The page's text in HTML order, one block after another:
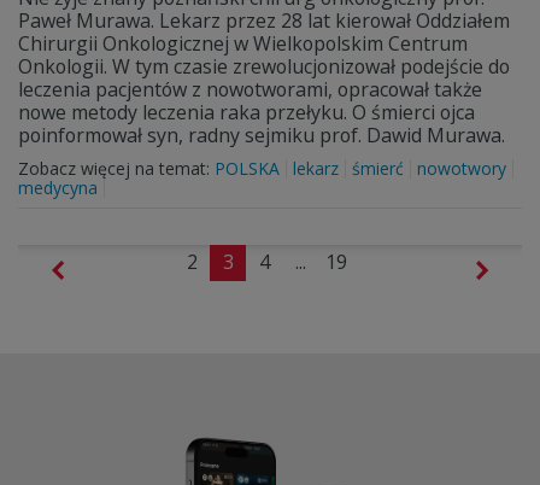
Paweł Murawa. Lekarz przez 28 lat kierował Oddziałem
Chirurgii Onkologicznej w Wielkopolskim Centrum
Onkologii. W tym czasie zrewolucjonizował podejście do
leczenia pacjentów z nowotworami, opracował także
nowe metody leczenia raka przełyku. O śmierci ojca
poinformował syn, radny sejmiku prof. Dawid Murawa.
Zobacz więcej na temat: POLSKA lekarz śmierć
nowotwory
medycyna
2 3 4 ... 19